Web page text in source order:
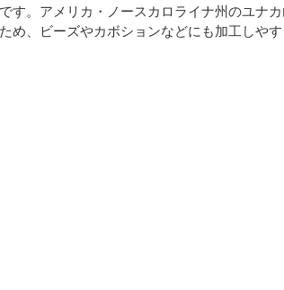
す。アメリカ・ノースカロライナ州のユナ
め、ビーズやカボションなどにも加工しや